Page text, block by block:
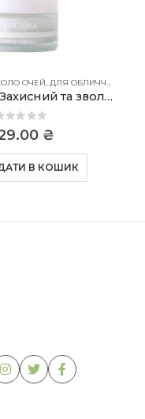
ОЧЕЙ, ДЛЯ ОБЛИЧЧЯ
POLARICE. Захисний та зволожуючий крем для обличчя
out of 5
₴
В КОШИК